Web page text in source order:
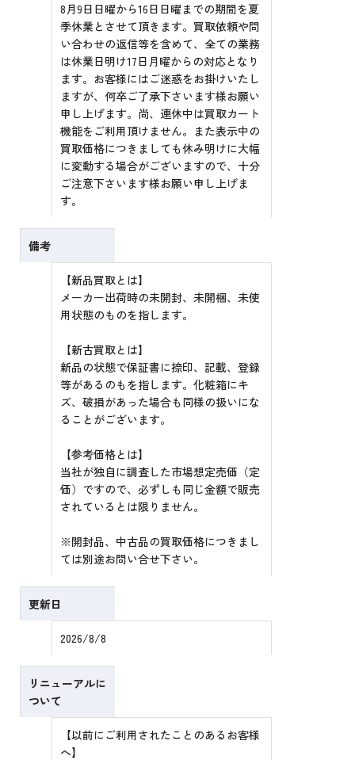
8月9日日曜から16日日曜までの期間を夏
季休業とさせて頂きます。買取依頼や問
い合わせの返信等を含めて、全ての業務
は休業日明け17日月曜からの対応となり
ます。お客様にはご迷惑をお掛けいたし
ますが、何卒ご了承下さいます様お願い
申し上げます。尚、連休中は買取カート
機能をご利用頂けません。また表示中の
買取価格につきましても休み明けに大幅
に変動する場合がございますので、十分
ご注意下さいます様お願い申し上げま
す。
備考
【新品買取とは】
メーカー出荷時の未開封、未開梱、未使
用状態のものを指します。
【新古買取とは】
新品の状態で保証書に捺印、記載、登録
等があるのもを指します。化粧箱にキ
ズ、破損があった場合も同様の扱いにな
ることがございます。
【参考価格とは】
当社が独自に調査した市場想定売価（定
価）ですので、必ずしも同じ金額で販売
されているとは限りません。
※開封品、中古品の買取価格につきまし
ては別途お問い合せ下さい。
更新日
2026/8/8
リニューアルに
ついて
【以前にご利用されたことのあるお客様
へ】